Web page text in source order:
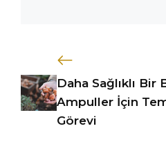
Daha Sağlıklı Bir
Ampuller İçin
Görevi